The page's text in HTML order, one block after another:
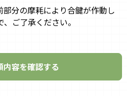
部分の摩耗により合鍵が作動し
ご了承ください。
内容を確認する